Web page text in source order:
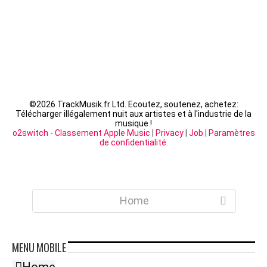
©2026 TrackMusik.fr Ltd. Ecoutez, soutenez, achetez:
Télécharger illégalement nuit aux artistes et à l'industrie de la
musique !
o2switch - Classement Apple Music Privacy| Job
Paramètres
de confidentialité
Home
MENUMOBILE